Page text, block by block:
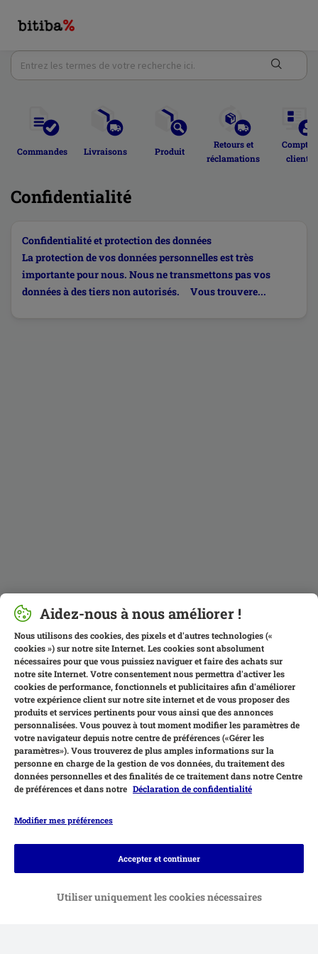
Commandes Livraisons Produit
Retours et
réclamations
Compte
client
Confidentialité
Confidentialité et protection des données
La protection de vos données personnelles est très
importante pour nous. Nous ne transmettons pas vos
données à des tiers non autorisés. Vous trouvere...
Moyens de paiement
Facture Virement bancaire
Aidez-nous à nous améliorer !
Nous utilisons des cookies, des pixels et d'autres technologies («
cookies ») sur notre site Internet. Les cookies sont absolument
nécessaires pour que vous puissiez naviguer et faire des achats sur
notre site Internet. Votre consentement nous permettra d'activer les
cookies de performance, fonctionnels et publicitaires afin d'améliorer
votre expérience client sur notre site internet et de vous proposer des
produits et services pertinents pour vous ainsi que des annonces
personnalisées. Vous pouvez à tout moment modifier les paramètres de
votre navigateur depuis notre centre de préférences («Gérer les
paramètres»). Vous trouverez de plus amples informations sur la
personne en charge de la gestion de vos données, du traitement des
données personnelles et des finalités de ce traitement dans notre Centre
de préférences et dans notre Déclaration de confidentialité
Modifier mes préférences
Utiliser uniquement les cookies nécessaires
Accepter et continuer